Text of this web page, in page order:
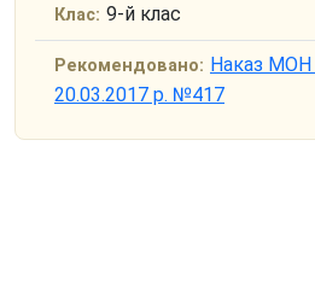
Клас: 9-й клас
Рекомендовано: Наказ МОН
20.03.2017 р. №417